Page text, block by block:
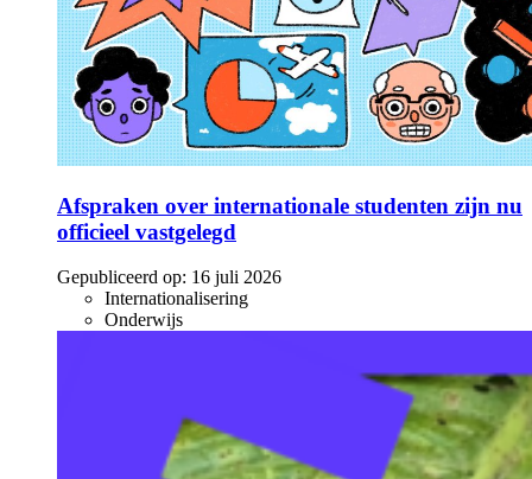
Afspraken over internationale studenten zijn nu
officieel vastgelegd
Gepubliceerd op: 16 juli 2026
Internationalisering
Onderwijs